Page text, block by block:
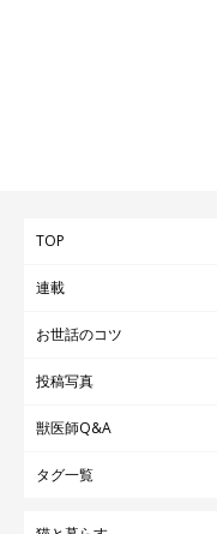
TOP
連載
お世話のコツ
投稿写真
獣医師Q&A
タグ一覧